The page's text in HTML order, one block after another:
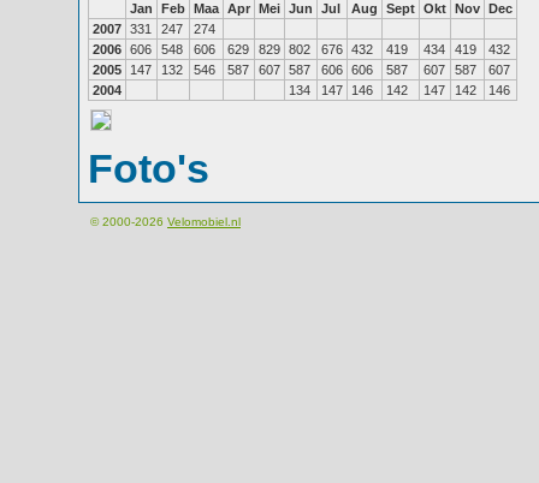
Jan Feb Maa Apr Mei Jun Jul Aug Sept Okt Nov Dec
2007 331 247
274
2006 606 548 606 629 829 802 676 432 419 434 419
432
2005
147 132 546 587 607 587 606 606 587 607 587
607
2004
134 147 146 142 147 142 146
Foto's
© 2000-2026 Velomobiel.nl